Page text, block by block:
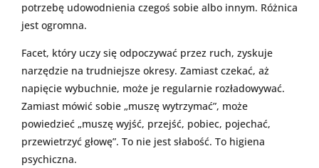
potrzebę udowodnienia czegoś sobie albo innym. Różnica
jest ogromna.
Facet, który uczy się odpoczywać przez ruch, zyskuje
narzędzie na trudniejsze okresy. Zamiast czekać, aż
napięcie wybuchnie, może je regularnie rozładowywać.
Zamiast mówić sobie „muszę wytrzymać”, może
powiedzieć „muszę wyjść, przejść, pobiec, pojechać,
przewietrzyć głowę”. To nie jest słabość. To higiena
psychiczna.